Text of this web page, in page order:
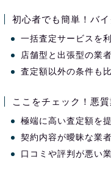
初心者でも簡単！バ
一括査定サービスを
店舗型と出張型の業
査定額以外の条件も
ここをチェック！悪
極端に高い査定額を
契約内容が曖昧な業
口コミや評判が悪い